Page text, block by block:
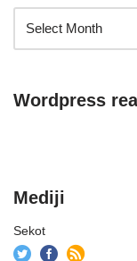
Wordpress
Mediji
Sekot